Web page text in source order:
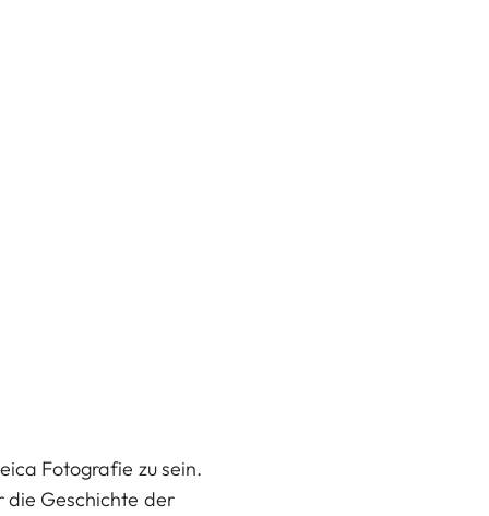
Fotografie zu sein.
die Geschichte der